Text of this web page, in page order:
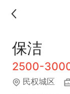
保洁
2500-
民权城区